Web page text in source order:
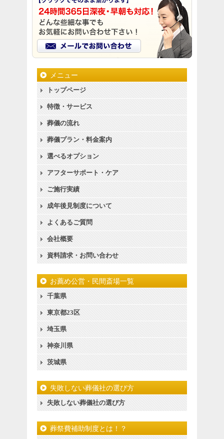
メニュー
トップページ
特徴・サービス
葬儀の流れ
葬儀プラン・料金案内
選べるオプション
アフターサポート・ケア
ご施行実績
成年後見制度について
よくあるご質問
会社概要
資料請求・お問い合わせ
お薦め公営・民間斎場一覧
千葉県
東京都23区
埼玉県
神奈川県
茨城県
失敗しない葬儀社の選び方
失敗しない葬儀社の選び方
葬祭費補助制度とは！？